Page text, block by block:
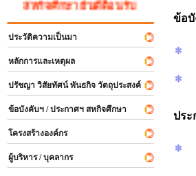
สหกิจศึกษา ยินดีต้อนรับ
ประวัติความเป็นมา
หลักการและเหตุผล
ปรัชญา วิสัยทัศน์ พันธกิจ วัตถุประสงค์
ข้อบังคับฯ / ประกาศฯ สหกิจศึกษา
โครงสร้างองค์กร
ผู้บริหาร / บุคลากร
ข้อ
ประ